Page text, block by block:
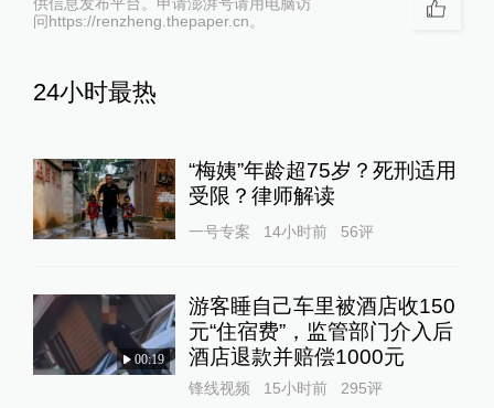
问https://renzheng.thepaper.cn。
24小时最热
“梅姨”年龄超75岁？死刑适用
受限？律师解读
一号专案 14小时前 56评
00:19
游客睡自己车里被酒店收150
元“住宿费”，监管部门介入后
酒店退款并赔偿1000元
锋线视频 15小时前 295评